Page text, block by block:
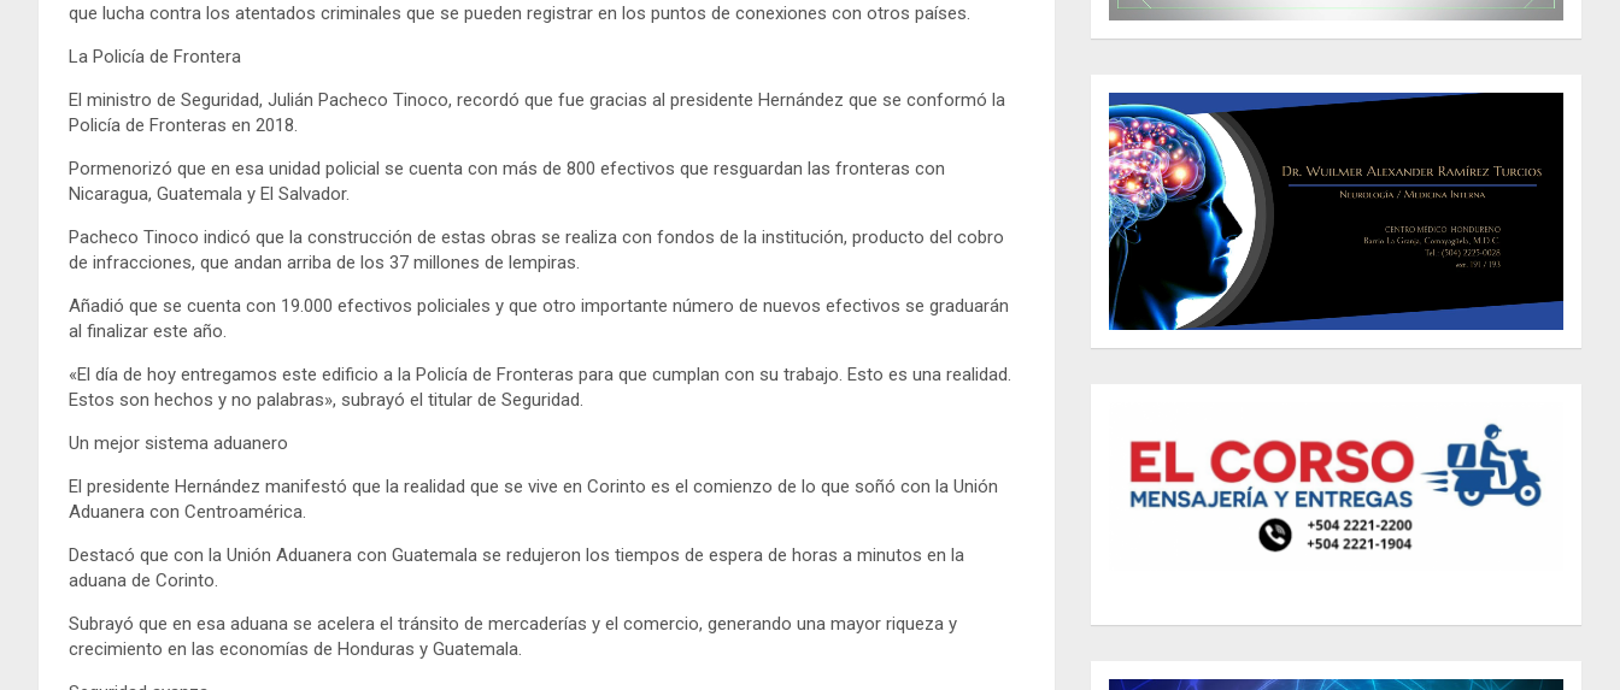
que lucha contra los atentados criminales que se pueden registrar en los puntos de conexiones con otros países.
La Policía de Frontera
El ministro de Seguridad, Julián Pacheco Tinoco, recordó que fue gracias al presidente Hernández que se conformó la
Policía de Fronteras en 2018.
Pormenorizó que en esa unidad policial se cuenta con más de 800 efectivos que resguardan las fronteras con
Nicaragua, Guatemala y El Salvador.
Pacheco Tinoco indicó que la construcción de estas obras se realiza con fondos de la institución, producto del cobro
de infracciones, que andan arriba de los 37 millones de lempiras.
Añadió que se cuenta con 19.000 efectivos policiales y que otro importante número de nuevos efectivos se graduarán
al finalizar este año.
«El día de hoy entregamos este edificio a la Policía de Fronteras para que cumplan con su trabajo. Esto es una realidad.
Estos son hechos y no palabras», subrayó el titular de Seguridad.
Un mejor sistema aduanero
El presidente Hernández manifestó que la realidad que se vive en Corinto es el comienzo de lo que soñó con la Unión
Aduanera con Centroamérica.
Destacó que con la Unión Aduanera con Guatemala se redujeron los tiempos de espera de horas a minutos en la
aduana de Corinto.
Subrayó que en esa aduana se acelera el tránsito de mercaderías y el comercio, generando una mayor riqueza y
crecimiento en las economías de Honduras y Guatemala.